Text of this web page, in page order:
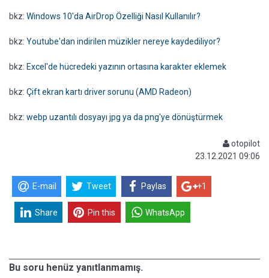
bkz: Windows 10'da AirDrop Özelliği Nasıl Kullanılır?
bkz: Youtube'dan indirilen müzikler nereye kaydediliyor?
bkz: Excel'de hücredeki yazının ortasına karakter eklemek
bkz: Çift ekran kartı driver sorunu (AMD Radeon)
bkz: webp uzantılı dosyayı jpg ya da png'ye dönüştürmek
otopilot
23.12.2021 09:06
E-mail Tweet Paylas +1
Share Pin this WhatsApp
Bu soru henüz yanıtlanmamış.